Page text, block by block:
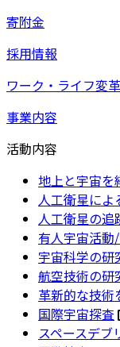
寄附金
採用情報
ワーク・ライフ変
事業内容
活動内容
地上と宇宙を
人工衛星によ
人工衛星の追
有人宇宙活動
宇宙科学の研
航空技術の研
革新的な技術
国際宇宙探査
スペースデブ